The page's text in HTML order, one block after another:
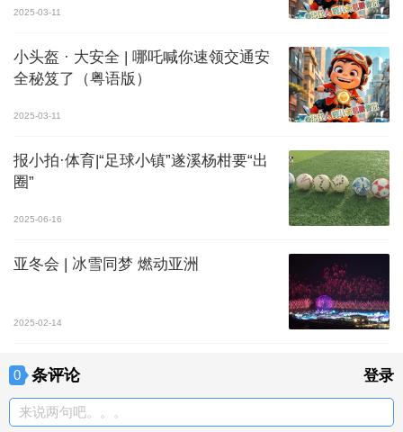
2025-03-11
小头盔 · 大安全 | 哪吒喊你速领交通安
全秘笈了（粤语版）
2025-03-11
报小拍·体育|“足球小镇”遂溪杨柑要“出
圈”
2025-06-16
亚冬会 | 冰雪同梦 燃动亚洲
2025-02-14
0 条评论 登录
来说两句吧。。。